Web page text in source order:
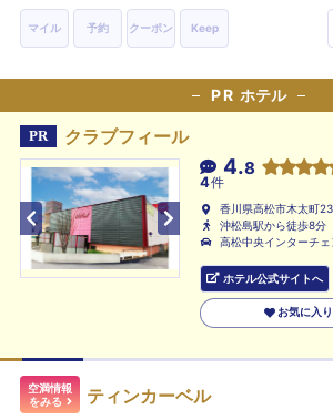
マイル 予約 クーポン Keep
PR ホテル
PR クラブフィール
4.8
4件
香川県高松市木太町
沖松島駅から徒歩8分
高松中央インターチ
ホテル公式サイトへ
お気に入
空満情報
をみる
ティンカーベル